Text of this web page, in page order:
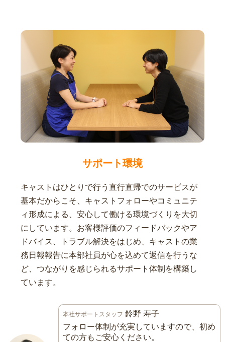
サポート環境
キャストはひとりで行う直行直帰でのサービスが
基本だからこそ、キャストフォローやコミュニテ
ィ形成による、安心して働ける環境づくりを大切
にしています。お客様評価のフィードバックやア
ドバイス、トラブル解決をはじめ、キャストの業
務日報報告に本部社員が心を込めて返信を行うな
ど、つながりを感じられるサポート体制を構築し
ています。
本社サポートスタッフ 鈴野 寿子
フォロー体制が充実していますので、初め
ての方もご安心ください。